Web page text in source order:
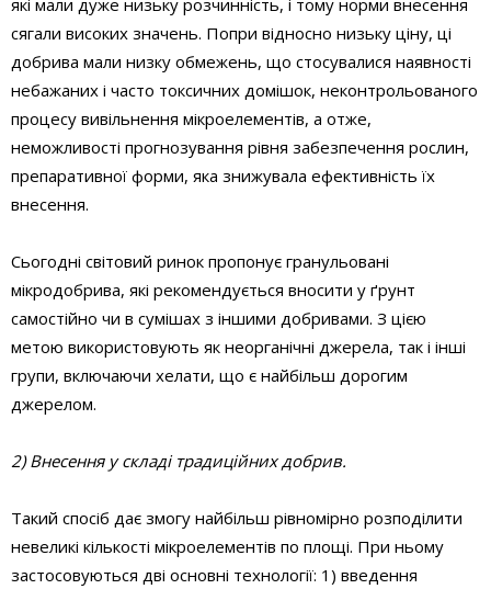
які мали дуже низьку розчинність, і тому норми внесення
сягали високих значень. Попри відносно низьку ціну, ці
добрива мали низку обмежень, що стосувалися наявності
небажаних і часто токсичних домішок, неконтрольованого
процесу вивільнення мікроелементів, а отже,
неможливості прогнозування рівня забезпечення рослин,
препаративної форми, яка знижувала ефективність їх
внесення.
Сьогодні світовий ринок пропонує гранульовані
мікродобрива, які рекомендується вносити у ґрунт
самостійно чи в сумішах з іншими добривами. З цією
метою використовують як неорганічні джерела, так і інші
групи, включаючи хелати, що є найбільш дорогим
джерелом.
2) Внесення у складі традиційних добрив.
Такий спосіб дає змогу найбільш рівномірно розподілити
невеликі кількості мікроелементів по площі. При ньому
застосовуються дві основні технології: 1) введення